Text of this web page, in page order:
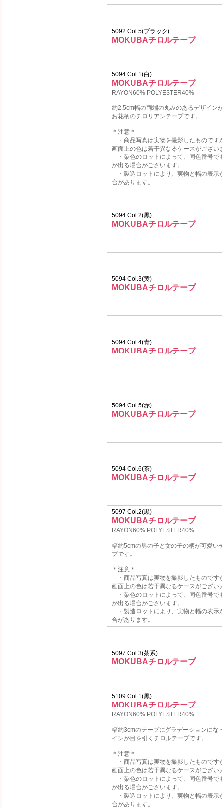
5092 Col.5(ブラック)
MOKUBAチロルテープ
5094 Col.1(白)
MOKUBAチロルテープ
RAYON60% POLYESTER40%
約2.5cm幅の両端の丸みのあるデザイン
お花柄のチロリアンテープです。
＊注意＊
・商品写真は実物を撮影したものです
画面上の色は若干異なるケースがござい
・染色のロットによって、同色番号で
が出る場合がございます。
・製造ロットにより、実物と幅の表示
合があります。
5094 Col.2(黒)
MOKUBAチロルテープ
5094 Col.3(黄)
MOKUBAチロルテープ
5094 Col.4(青)
MOKUBAチロルテープ
5094 Col.5(赤)
MOKUBAチロルテープ
5094 Col.6(茶)
MOKUBAチロルテープ
5097 Col.2(黒)
MOKUBAチロルテープ
RAYON60% POLYESTER40%
幅約5cmの男の子と女の子の柄が可愛い
プです。
＊注意＊
・商品写真は実物を撮影したものです
画面上の色は若干異なるケースがござい
・染色のロットによって、同色番号で
が出る場合がございます。
・製造ロットにより、実物と幅の表示
合があります。
5097 Col.3(茶系)
MOKUBAチロルテープ
5109 Col.1(黒)
MOKUBAチロルテープ
RAYON60% POLYESTER40%
幅約3cmのテープにグラデーションにな
インが目を引くチロルテープです。
＊注意＊
・商品写真は実物を撮影したものです
画面上の色は若干異なるケースがござい
・染色のロットによって、同色番号で
が出る場合がございます。
・製造ロットにより、実物と幅の表示
合があります。